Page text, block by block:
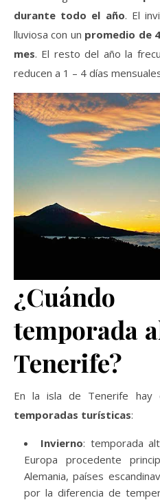
durante todo el año. El
lluviosa con un promedio de
mes. El resto del año la
reducen a 1 – 4 días
temporada
Tenerife?
En la isla de Tenerife hay
temporadas turísticas:
Invierno: temporada
Europa procedente
Alemania, países
por la diferencia de